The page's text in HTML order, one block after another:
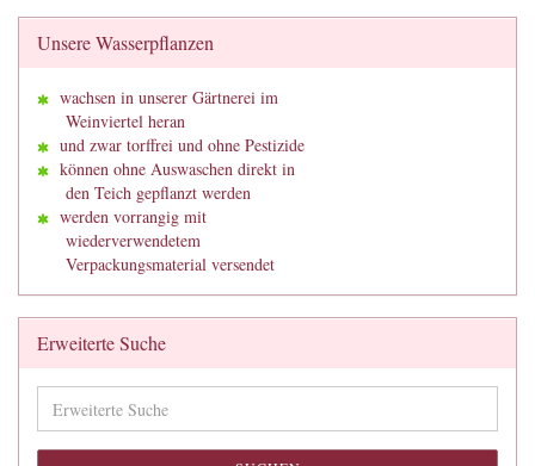
Unsere Wasserpflanzen
wachsen in unserer Gärtnerei im
Weinviertel heran
und zwar torffrei und ohne Pestizide
können ohne Auswaschen direkt in
den Teich gepflanzt werden
werden vorrangig mit
wiederverwendetem
Verpackungsmaterial versendet
Erweiterte Suche
Suche